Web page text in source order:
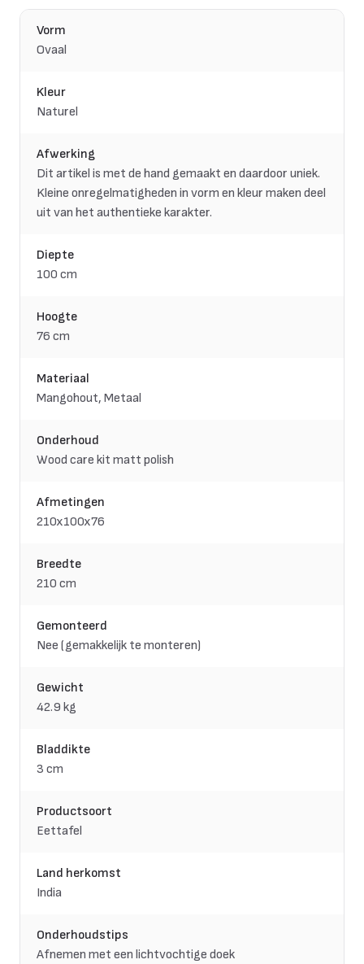
Vorm
Ovaal
Kleur
Naturel
Afwerking
Dit artikel is met de hand gemaakt en daardoor uniek.
Kleine onregelmatigheden in vorm en kleur maken deel
uit van het authentieke karakter.
Diepte
100 cm
Hoogte
76 cm
Materiaal
Mangohout, Metaal
Onderhoud
Wood care kit matt polish
Afmetingen
210x100x76
Breedte
210 cm
Gemonteerd
Nee (gemakkelijk te monteren)
Gewicht
42.9 kg
Bladdikte
3 cm
Productsoort
Eettafel
Land herkomst
India
Onderhoudstips
Afnemen met een lichtvochtige doek